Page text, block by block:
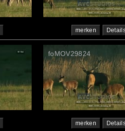
merken
foMOV29824
merken